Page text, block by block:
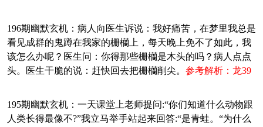
196期幽默玄机：病人向医生诉说：我好痛苦，在梦里我总是
看见成群的鬼蹲在我家的栅欗上，每天晚上免不了如此，我
该怎么办呢？医生问：你得那些栅欗是木头的吗？病人点点
头。医生干脆的说：赶快回去把栅欗削尖。 参考解析：龙39
195期幽默玄机：一天课堂上老师提问:“你们知道什么动物跟
人类长得最像不?”我立马举手站起来回答:“是青蛙。“为什么